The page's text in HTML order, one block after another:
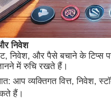
निवेश
निवेश, और पैसे बचाने के
में रुचि रखते हैं।
व्यक्तिगत वित्त, निवेश,
हैं।